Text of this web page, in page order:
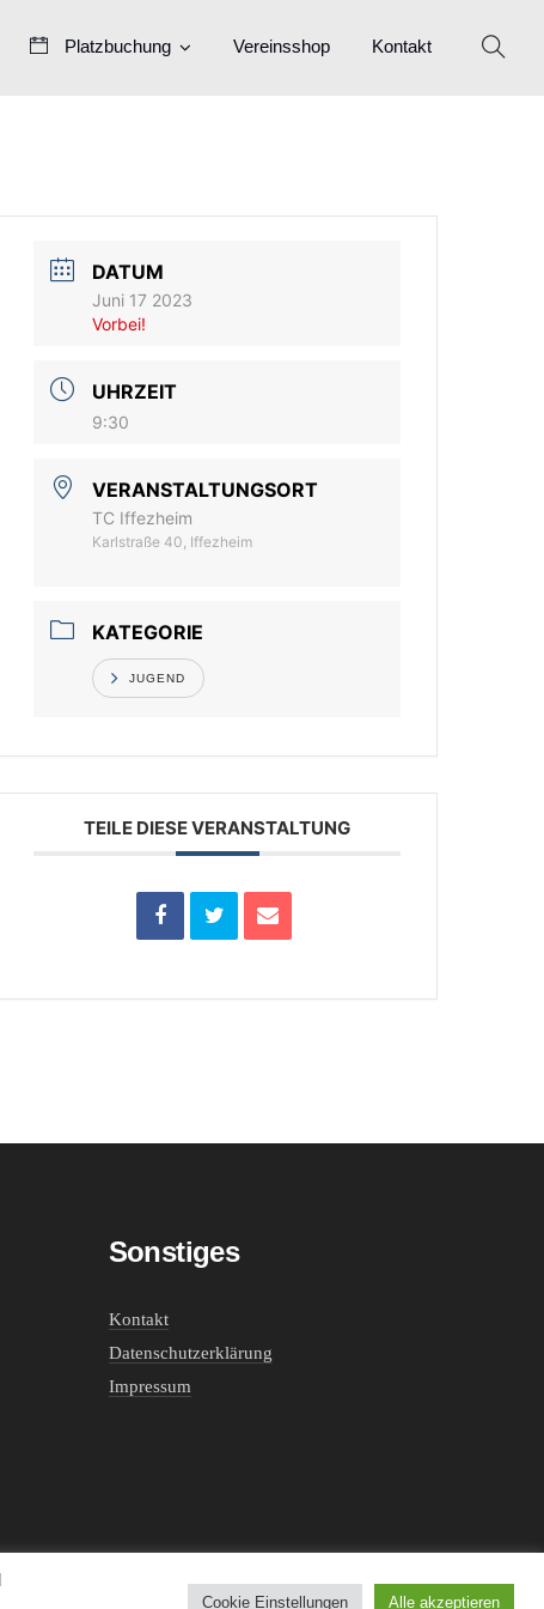
Platzbuchung Vereinsshop Kontakt
DATUM
Juni 17 2023
Vorbei!
UHRZEIT
9:30
VERANSTALTUNGSORT
TC Iffezheim
Karlstraße 40, Iffezheim
KATEGORIE
JUGEND
TEILE DIESE VERANSTALTUNG
Sonstiges
Kontakt
Datenschutzerklärung
Impressum
Cookie Einstellungen Alle akzeptieren